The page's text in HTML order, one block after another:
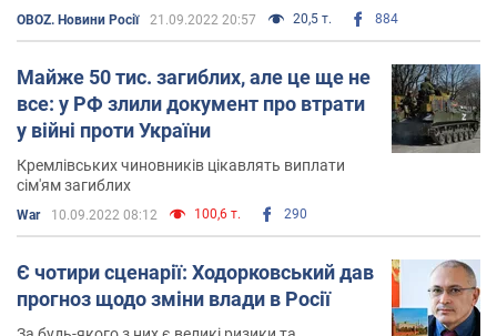
OBOZ. Новини Росії 21.09.2022 20:57 20,5 т. 884
Майже 50 тис. загиблих, але це ще не
все: у РФ злили документ про втрати
у війні проти України
Кремлівських чиновників цікавлять виплати
сім'ям загиблих
War 10.09.2022 08:12 100,6 т. 290
Є чотири сценарії: Ходорковський дав
прогноз щодо зміни влади в Росії